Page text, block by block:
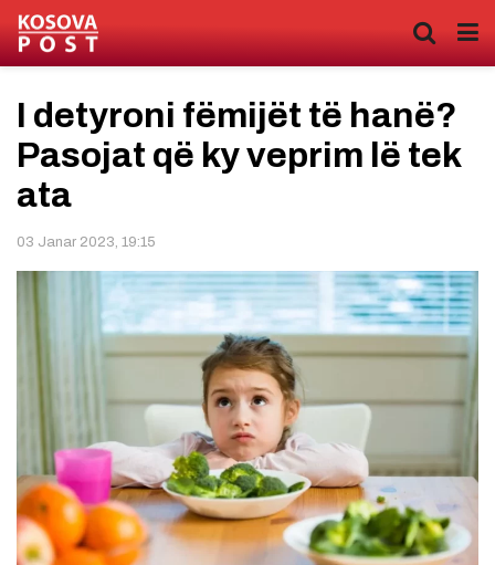
I detyroni fëmijët të hanë?
Pasojat që ky veprim lë tek
ata
03 Janar 2023, 19:15